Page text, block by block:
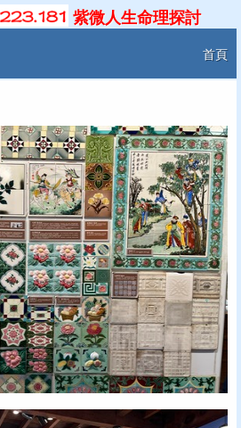
紫微人生命理探討
首頁